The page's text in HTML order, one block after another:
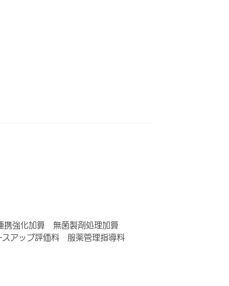
携強化加算 無菌製剤処理加算
アップ評価料 服薬管理指導料